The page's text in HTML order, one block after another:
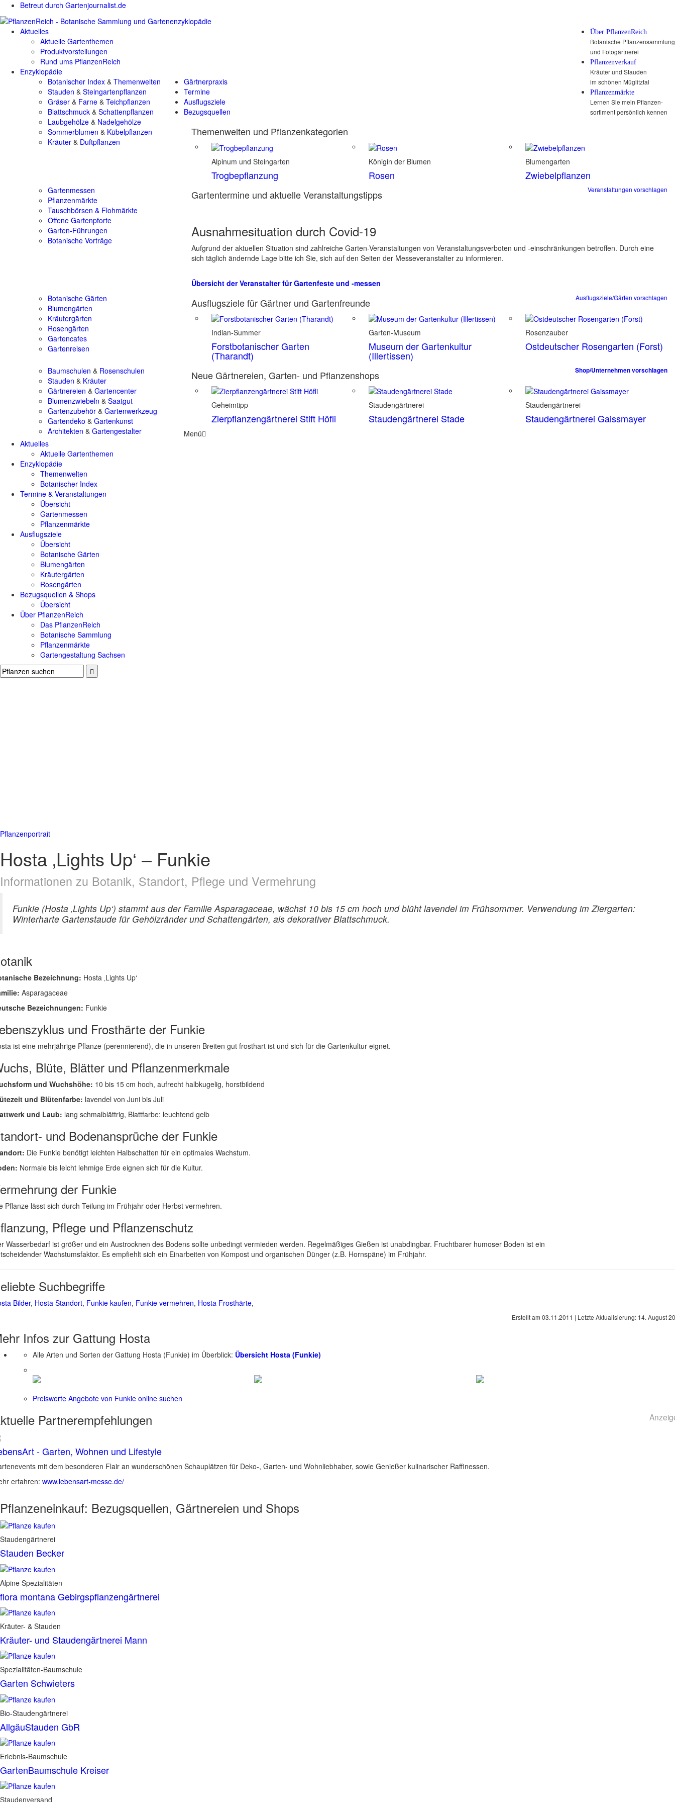
Betreut durch Gartenjournalist.de
Über PflanzenReich
Botanische Pflanzensammlung
und Fotogärtnerei
Pflanzenverkauf
Kräuter und Stauden
im schönen Müglitztal
Pflanzenmärkte
Lernen Sie mein Pflanzen-
sortiment persönlich kennen
Aktuelles
Aktuelle Gartenthemen
Produktvorstellungen
Rund ums PflanzenReich
Enzyklopädie
Botanischer Index & Themenwelten
Stauden & Steingartenpflanzen
Gräser & Farne & Teichpflanzen
Blattschmuck & Schattenpflanzen
Laubgehölze & Nadelgehölze
Sommerblumen & Kübelpflanzen
Kräuter & Duftpflanzen
Themenwelten und Pflanzenkategorien
Alpinum und Steingarten
Trogbepflanzung
Königin der Blumen
Rosen
Blumengarten
Zwiebelpflanzen
Gärtnerpraxis
Termine
Gartenmessen
Pflanzenmärkte
Tauschbörsen & Flohmärkte
Offene Gartenpforte
Garten-Führungen
Botanische Vorträge
Veranstaltungen vorschlagen
Gartentermine und aktuelle Veranstaltungstipps
Ausnahmesituation durch Covid-19
Aufgrund der aktuellen Situation sind zahlreiche Garten-Veranstaltungen von Veranstaltungsverboten und -einschränkungen betroffen. Durch eine
sich täglich ändernde Lage bitte ich Sie, sich auf den Seiten der Messeveranstalter zu informieren.
Übersicht der Veranstalter für Gartenfeste und -messen
Ausflugsziele
Botanische Gärten
Blumengärten
Kräutergärten
Rosengärten
Gartencafes
Gartenreisen
Ausflugsziele/Gärten vorschlagen
Ausflugsziele für Gärtner und Gartenfreunde
Indian-Summer
Forstbotanischer Garten
(Tharandt)
Garten-Museum
Museum der Gartenkultur
(Illertissen)
Rosenzauber
Ostdeutscher Rosengarten (Forst)
Bezugsquellen
Baumschulen & Rosenschulen
Stauden & Kräuter
Gärtnereien & Gartencenter
Blumenzwiebeln & Saatgut
Gartenzubehör & Gartenwerkzeug
Gartendeko & Gartenkunst
Architekten & Gartengestalter
Shop/Unternehmen vorschlagen
Neue Gärtnereien, Garten- und Pflanzenshops
Geheimtipp
Zierpflanzengärtnerei Stift Höfli
Staudengärtnerei
Staudengärtnerei Stade
Staudengärtnerei
Staudengärtnerei Gaissmayer
Menü
Aktuelles
Aktuelle Gartenthemen
Enzyklopädie
Themenwelten
Botanischer Index
Termine & Veranstaltungen
Übersicht
Gartenmessen
Pflanzenmärkte
Ausflugsziele
Übersicht
Botanische Gärten
Blumengärten
Kräutergärten
Rosengärten
Bezugsquellen & Shops
Übersicht
Über PflanzenReich
Das PflanzenReich
Botanische Sammlung
Pflanzenmärkte
Gartengestaltung Sachsen
Pflanzenportrait
Hosta ‚Lights Up‘ – Funkie
Informationen zu Botanik, Standort, Pflege und Vermehrung
Funkie (Hosta ‚Lights Up‘) stammt aus der Familie Asparagaceae, wächst 10 bis 15 cm hoch und blüht lavendel im Frühsommer. Verwendung im Ziergarten:
Winterharte Gartenstaude für Gehölzränder und Schattengärten, als dekorativer Blattschmuck.
Bezeichnung: Hosta ‚Lights Up‘
Asparagaceae
Bezeichnungen: Funkie
und Frosthärte der Funkie
ist eine mehrjährige Pflanze (perennierend), die in unseren Breiten gut frosthart ist und sich für die Gartenkultur eignet.
Blüte, Blätter und Pflanzenmerkmale
und Wuchshöhe: 10 bis 15 cm hoch, aufrecht halbkugelig, horstbildend
und Blütenfarbe: lavendel von Juni bis Juli
und Laub: lang schmalblättrig, Blattfarbe: leuchtend gelb
und Bodenansprüche der Funkie
Die Funkie benötigt leichten Halbschatten für ein optimales Wachstum.
Normale bis leicht lehmige Erde eignen sich für die Kultur.
der Funkie
Pflanze lässt sich durch Teilung im Frühjahr oder Herbst vermehren.
Pflege und Pflanzenschutz
Wasserbedarf ist größer und ein Austrocknen des Bodens sollte unbedingt vermieden werden. Regelmäßiges Gießen ist unabdingbar. Fruchtbarer humoser Boden ist ein
Wachstumsfaktor. Es empfiehlt sich ein Einarbeiten von Kompost und organischen Dünger (z.B. Hornspäne) im Frühjahr.
Suchbegriffe
Bilder, Hosta Standort, Funkie kaufen, Funkie vermehren, Hosta Frosthärte,
Erstellt am 03.11.2011 | Letzte Aktualisierung: 14. August
Infos zur Gattung Hosta
Alle Arten und Sorten der Gattung Hosta (Funkie) im Überblick: Übersicht Hosta (Funkie)
Preiswerte Angebote von Funkie online suchen
Partnerempfehlungen
- Garten, Wohnen und Lifestyle
mit dem besonderen Flair an wunderschönen Schauplätzen für Deko-, Garten- und Wohnliebhaber, sowie Genießer kulinarischer Raffinessen.
erfahren: www.lebensart-messe.de/
Pflanzeneinkauf: Bezugsquellen, Gärtnereien und Shops
Staudengärtnerei
Stauden Becker
Alpine Spezialitäten
flora montana Gebirgspflanzengärtnerei
Kräuter- & Stauden
Kräuter- und Staudengärtnerei Mann
Spezialitäten-Baumschule
Garten Schwieters
Bio-Staudengärtnerei
AllgäuStauden GbR
Erlebnis-Baumschule
GartenBaumschule Kreiser
Staudenversand